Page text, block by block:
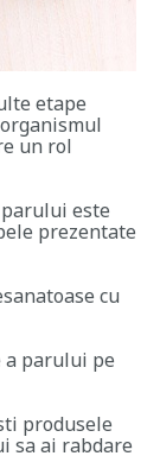
etape
un rol
este
prezentate
cu
parului pe
produsele
sa ai rabdare